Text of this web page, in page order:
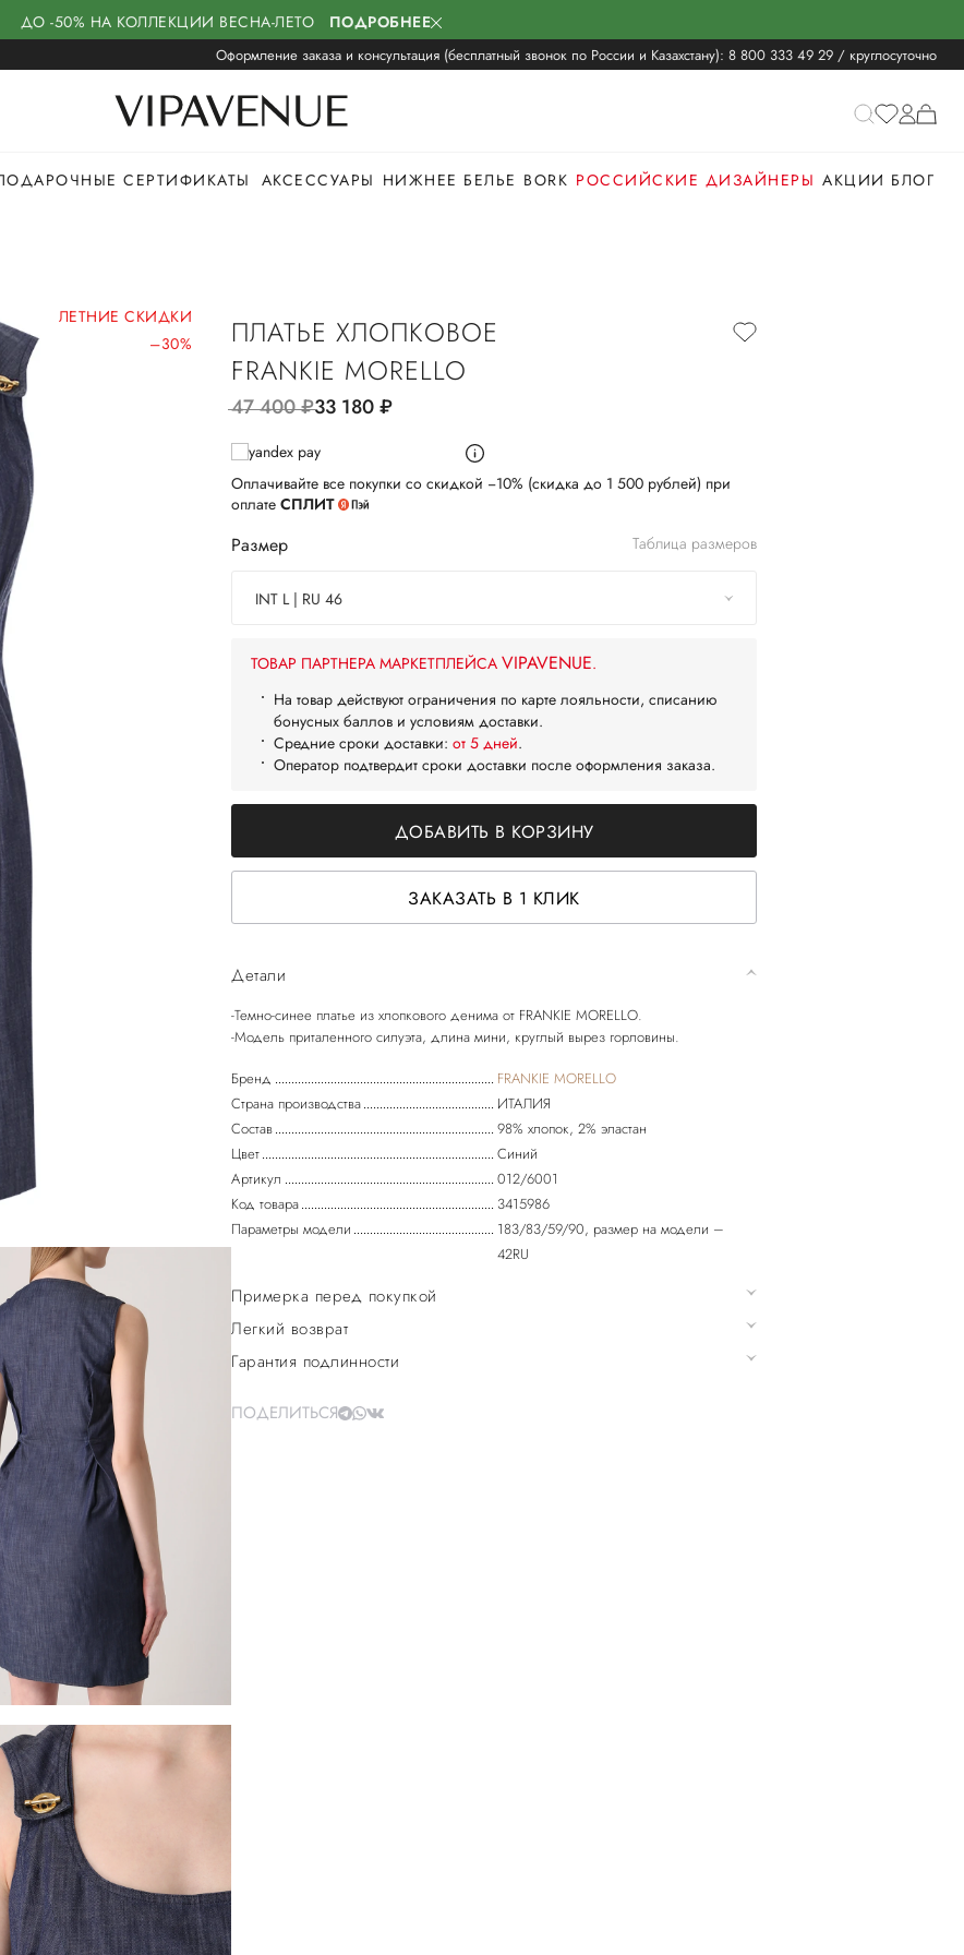
ДО -50% НА КОЛЛЕКЦИИ ВЕСНА-ЛЕТО ПОДРОБНЕЕ
Оформление заказа и консультация (бесплатный звонок по России и Казахстану): 8 800 333 49 29 / круглосуточно
СЕРТИФИКАТЫ АКСЕССУАРЫ НИЖНЕЕ БЕЛЬЕ BORK РОССИЙСКИЕ ДИЗАЙНЕРЫ АКЦИИ БЛОГ
ЛЕТНИЕ СКИДКИ
–30%
ПЛАТЬЕ ХЛОПКОВОЕ
FRANKIE MORELLO
47 400руб.33 180руб.
Оплачивайте все покупки со скидкой −10% (скидка до 1 500 рублей) при
оплате СПЛИТ
Размер Таблица размеров
INT L | RU 46
ТОВАР ПАРТНЕРА МАРКЕТПЛЕЙСА VIPAVENUE.
На товар действуют ограничения по карте лояльности, списанию
бонусных баллов и условиям доставки.
Средние сроки доставки: от 5 дней.
Оператор подтвердит сроки доставки после оформления заказа.
ДОБАВИТЬ В КОРЗИНУ
ЗАКАЗАТЬ В 1 КЛИК
Детали
-Темно-синее платье из хлопкового денима от FRANKIE MORELLO.
Бренд
FRANKIE MORELLO
Страна производства
ИТАЛИЯ
Состав
98% хлопок, 2% эластан
Цвет
Синий
Артикул
012/6001
Код товара
3415986
Параметры модели
183/83/59/90, размер на модели –
42RU
Примерка перед покупкой
Легкий возврат
Гарантия подлинности
ПОДЕЛИТЬСЯ